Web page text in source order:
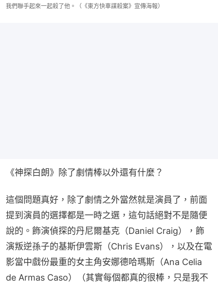
我們聯手起來一起殺了他。（《東方快車謀殺案》宣傳海報）
《神探白朗》除了劇情棒以外還有什麼？
這個問題真好，除了劇情之外當然就是演員了，前面
提到演員的選擇都是一時之選，這句話絕對不是隨便
說的。飾演偵探的丹尼爾基克（Daniel Craig），飾
演叛逆孫子的基斯伊雲斯（Chris Evans），以及在電
影當中戲份最重的女主角安娜德哈瑪斯（Ana Celia
de Armas Caso）（其實每個都真的很棒，只是我不